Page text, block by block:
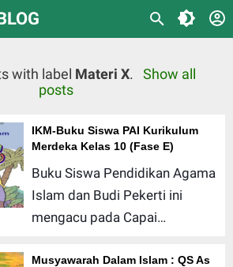
with label Materi X.
Show all
posts
IKM-Buku Siswa PAI Kurikulum
Merdeka Kelas 10 (Fase E)
Buku Siswa Pendidikan Agama
Islam dan Budi Pekerti ini
mengacu pada Capai…
Musyawarah Dalam Islam : QS As